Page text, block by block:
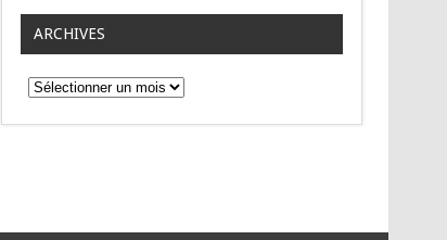
ARCHIVES
A
r
c